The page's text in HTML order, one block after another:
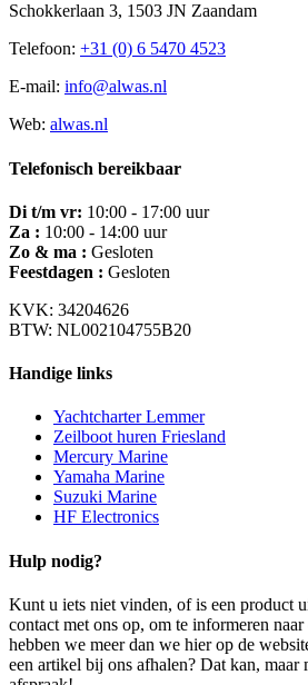
Schokkerlaan 3, 1503 JN Zaandam
Telefoon: +31 (0) 6 5470 4523
E-mail: info@alwas.nl
Web: alwas.nl
Telefonisch bereikbaar
Di t/m vr: 10:00 - 17:00 uur
Za : 10:00 - 14:00 uur
Zo & ma : Gesloten
Feestdagen : Gesloten
KVK: 34204626
BTW: NL002104755B20
Handige links
Yachtcharter Lemmer
Zeilboot huren Friesland
Mercury Marine
Yamaha Marine
Suzuki Marine
HF Electronics
Hulp nodig?
Kunt u iets niet vinden, of is een product
contact met ons op, om te informeren
hebben we meer dan we hier op de
een artikel bij ons afhalen? Dat kan, maar